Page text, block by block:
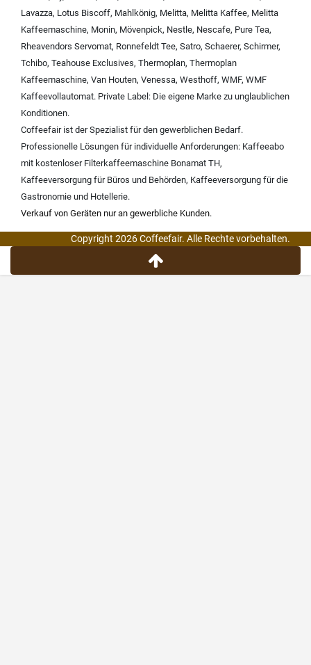
Lavazza, Lotus Biscoff, Mahlkönig, Melitta, Melitta Kaffee, Melitta
Kaffeemaschine, Monin, Mövenpick, Nestle, Nescafe, Pure Tea,
Rheavendors Servomat, Ronnefeldt Tee, Satro, Schaerer, Schirmer,
Tchibo, Teahouse Exclusives, Thermoplan, Thermoplan
Kaffeemaschine, Van Houten, Venessa, Westhoff, WMF, WMF
Kaffeevollautomat. Private Label: Die eigene Marke zu unglaublichen
Konditionen.
Coffeefair ist der Spezialist für den gewerblichen Bedarf.
Professionelle Lösungen für individuelle Anforderungen: Kaffeeabo
mit kostenloser Filterkaffeemaschine Bonamat TH,
Kaffeeversorgung für Büros und Behörden, Kaffeeversorgung für die
Gastronomie und Hotellerie.
Verkauf von Geräten nur an gewerbliche Kunden.
Copyright 2026 Coffeefair. Alle Rechte vorbehalten.